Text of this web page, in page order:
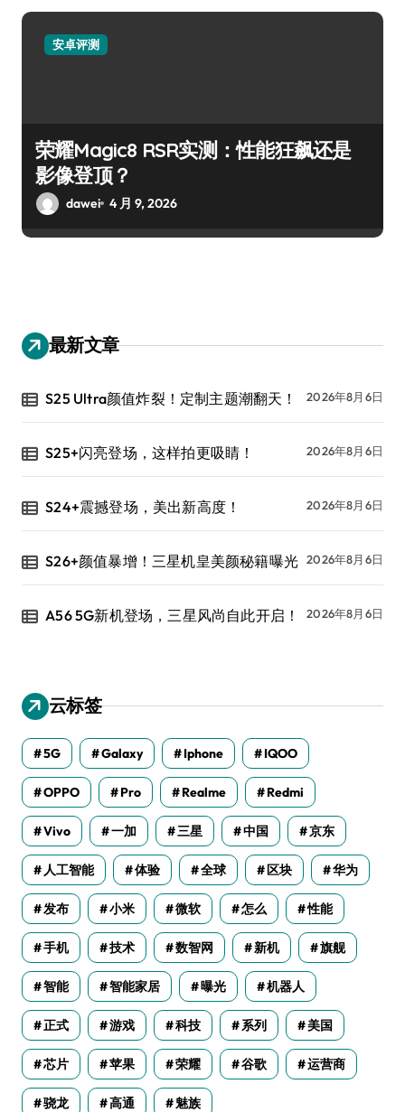
安卓评测
荣耀Magic8 RSR实测：性能狂飙还是
影像登顶？
dawei 4 月 9, 2026
最新文章
S25 Ultra颜值炸裂！定制主题潮翻天！ 2026年8月6日
S25+闪亮登场，这样拍更吸睛！ 2026年8月6日
S24+震撼登场，美出新高度！ 2026年8月6日
S26+颜值暴增！三星机皇美颜秘籍曝光 2026年8月6日
A56 5G新机登场，三星风尚自此开启！ 2026年8月6日
云标签
5G Galaxy Iphone IQOO
OPPO Pro Realme Redmi
Vivo 一加 三星 中国 京东
人工智能 体验 全球 区块 华为
发布 小米 微软 怎么 性能
手机 技术 数智网 新机 旗舰
智能 智能家居 曝光 机器人
正式 游戏 科技 系列 美国
芯片 苹果 荣耀 谷歌 运营商
骁龙 高通 魅族